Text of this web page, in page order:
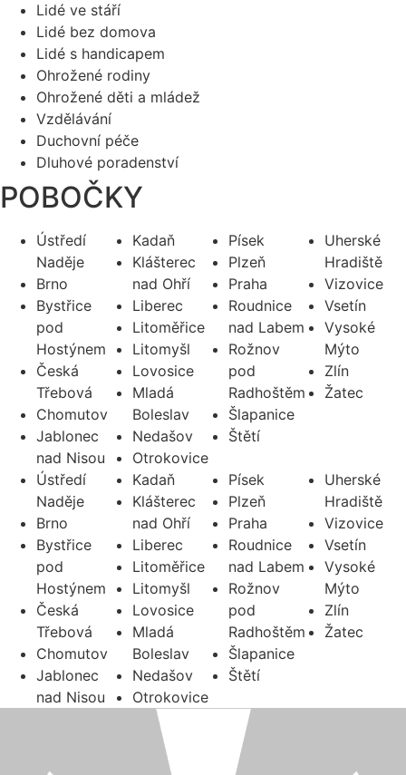
Lidé ve stáří
Lidé bez domova
Lidé s handicapem
Ohrožené rodiny
Ohrožené děti a mládež
Vzdělávání
Duchovní péče
Dluhové poradenství
POBOČKY
Ústředí
Naděje
Brno
Bystřice
pod
Hostýnem
Česká
Třebová
Chomutov
Jablonec
nad Nisou
Kadaň
Klášterec
nad Ohří
Liberec
Litoměřice
Litomyšl
Lovosice
Mladá
Boleslav
Nedašov
Otrokovice
Písek
Plzeň
Praha
Roudnice
nad Labem
Rožnov
pod
Radhoštěm
Šlapanice
Štětí
Uherské
Hradiště
Vizovice
Vsetín
Vysoké
Mýto
Zlín
Žatec
Ústředí
Naděje
Brno
Bystřice
pod
Hostýnem
Česká
Třebová
Chomutov
Jablonec
nad Nisou
Kadaň
Klášterec
nad Ohří
Liberec
Litoměřice
Litomyšl
Lovosice
Mladá
Boleslav
Nedašov
Otrokovice
Písek
Plzeň
Praha
Roudnice
nad Labem
Rožnov
pod
Radhoštěm
Šlapanice
Štětí
Uherské
Hradiště
Vizovice
Vsetín
Vysoké
Mýto
Zlín
Žatec